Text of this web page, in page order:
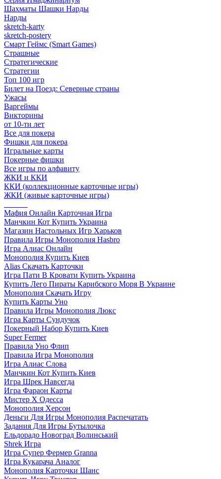
Шахматы Шашки Нарды
Нарды
skretch-karty
skretch-postery
Смарт Геймс (Smart Games)
Страшные
Стратегические
Стратегии
Топ 100 игр
Билет на Поезд: Северные страны
Ужасы
Варгеймы
Викторины
от 10-ти лет
Все для покера
Фишки для покера
Игральные карты
Покерные фишки
Все игры по алфавиту
ЖКИ и ККИ
ККИ (коллекционные карточные игры)
ЖКИ (живые карточные игры)
Мафия Онлайн Карточная Игра
Манчкин Кот Купить Украина
Магазин Настольных Игр Харьков
Правила Игры Монополия Hasbro
Игра Алиас Онлайн
Монополия Купить Киев
Alias Скачать Карточки
Игра Пати В Кровати Купить Украина
Купить Лего Пираты Карибского Моря В Украине
Монополия Скачать Игру
Купить Карты Уно
Правила Игры Монополия Люкс
Игра Карты Сундучок
Покерный Набор Купить Киев
Super Fermer
Правила Уно Флип
Правила Игра Монополия
Игра Алиас Слова
Манчкин Кот Купить Киев
Игра Шрек Навсегда
Игра Фараон Карты
Мистер Х Одесса
Монополия Херсон
Деньги Для Игры Монополия Распечатать
Задания Для Игры Бутылочка
Ельдорадо Новоград Волинський
Shrek Игра
Игра Супер Фермер Granna
Игра Кукарача Аналог
Монополия Карточки Шанс